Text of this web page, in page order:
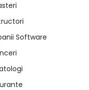
Software